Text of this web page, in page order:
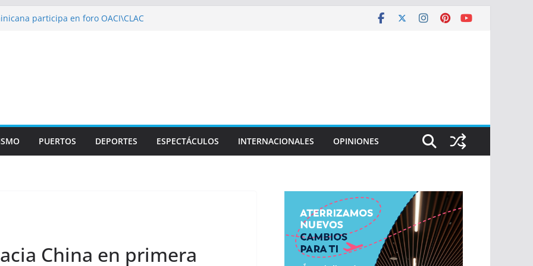
participa en foro OACI\CLAC
recertificaciones en normas de calidad ISO
multidisciplinario operativo médico
PUERTOS DEPORTES ESPECTÁCULOS INTERNACIONALES OPINIONES
China en primera